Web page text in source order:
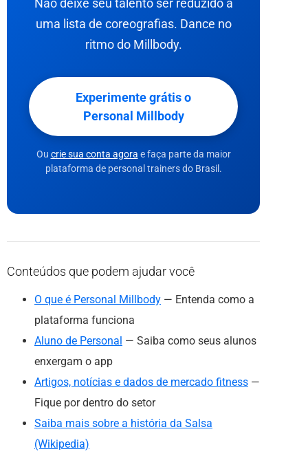
Não deixe seu talento ser reduzido a
uma lista de coreografias. Dance no
ritmo do Millbody.
Experimente grátis o
Personal Millbody
Ou crie sua conta agora e faça parte da maior
plataforma de personal trainers do Brasil.
Conteúdos que podem ajudar você
O que é Personal Millbody — Entenda como a
plataforma funciona
Aluno de Personal — Saiba como seus alunos
enxergam o app
Artigos, notícias e dados de mercado fitness —
Fique por dentro do setor
Saiba mais sobre a história da Salsa
(Wikipedia)